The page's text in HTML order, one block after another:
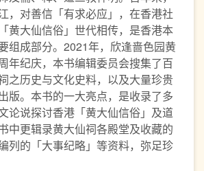
，对善信「有求必应」，在香港社
黄大仙信俗」世代相传，是香港本
组成部分。2021年，欣逢啬色园黄
年纪庆，本书编辑委员会搜集了百
之历史与文化史料，以及大量珍贵
版。本书的一大亮点，是收录了多
论说探讨香港「黄大仙信俗」及道
中更辑录黄大仙祠各殿堂及收藏的
列的「大事纪略」等资料，弥足珍